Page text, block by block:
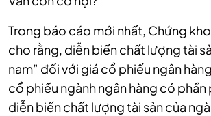
Trong báo cáo mới nhất, Chứng
cho rằng, diễn biến chất lượng tài
nam” đối với giá cổ phiếu ngân
cổ phiếu ngành ngân hàng có phần
diễn biến chất lượng tài sản của